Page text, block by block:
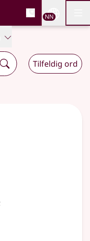
og
NN
Tilfeldig ord